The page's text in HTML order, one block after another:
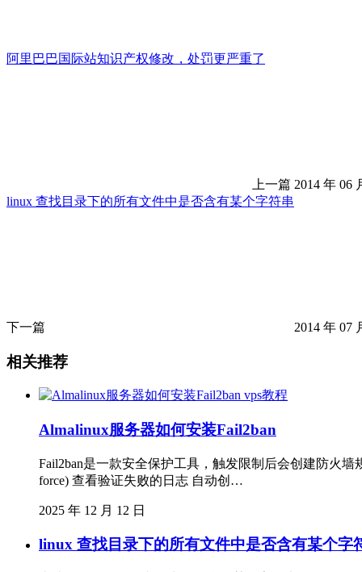
阿里巴巴国际站知识产权修改，处罚更严重了
上一篇 2014 年 06
linux 查找目录下的所有文件中是否含有某个字符串
下一篇 2014 年 07
相关推荐
vps教程
Almalinux服务器如何安装Fail2ban
Fail2ban是一款安全保护工具，触发限制后会创建防火
force) 查看验证失败的日志 自动创…
2025 年 12 月 12 日
linux 查找目录下的所有文件中是否含有某个字